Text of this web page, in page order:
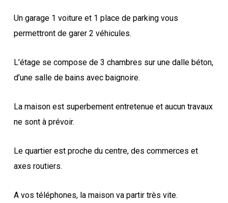
Un garage 1 voiture et 1 place de parking vous
permettront de garer 2 véhicules.
L’étage se compose de 3 chambres sur une dalle béton,
d’une salle de bains avec baignoire.
La maison est superbement entretenue et aucun travaux
ne sont à prévoir.
Le quartier est proche du centre, des commerces et
axes routiers.
A vos téléphones, la maison va partir très vite.